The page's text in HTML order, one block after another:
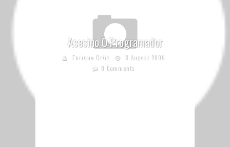
Asesino O Programador
Enrique Ortiz
8 August 2006
0 Comments